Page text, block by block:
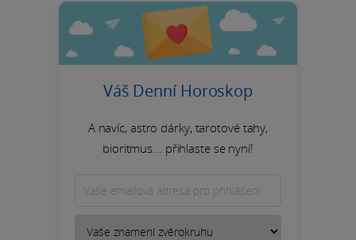
Váš Denní Horoskop
A navíc, astro dárky, tarotové tahy,
bioritmus... přihlaste se nyní!